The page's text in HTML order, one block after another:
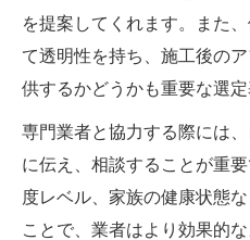
を提案してくれます。また
て透明性を持ち、施工後の
供するかどうかも重要な選定
専門業者と協力する際には
に伝え、相談することが重
度レベル、家族の健康状態
ことで、業者はより効果的